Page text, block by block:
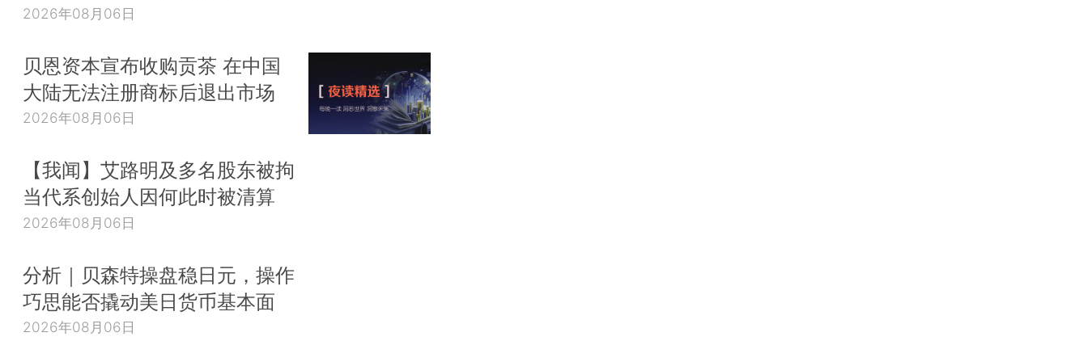
2026年08月06日
贝恩资本宣布收购贡茶 在中国
大陆无法注册商标后退出市场
2026年08月06日
【我闻】艾路明及多名股东被拘
当代系创始人因何此时被清算
2026年08月06日
分析｜贝森特操盘稳日元，操作
巧思能否撬动美日货币基本面
2026年08月06日